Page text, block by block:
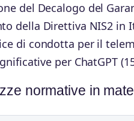
del Decalogo del
della Direttiva NIS2 in
di condotta per il
per ChatGPT
normative in